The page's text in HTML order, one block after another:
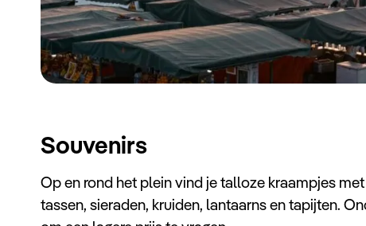
Souvenirs
Op en rond het plein vind je talloze kraampjes
tassen, sieraden, kruiden, lantaarns en tapijten.